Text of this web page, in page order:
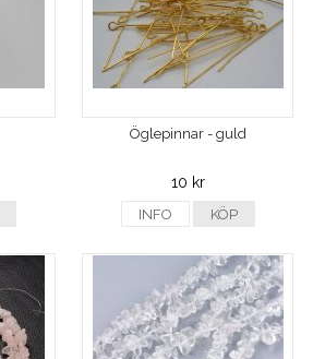
Öglepinnar - guld
10 kr
INFO KÖP